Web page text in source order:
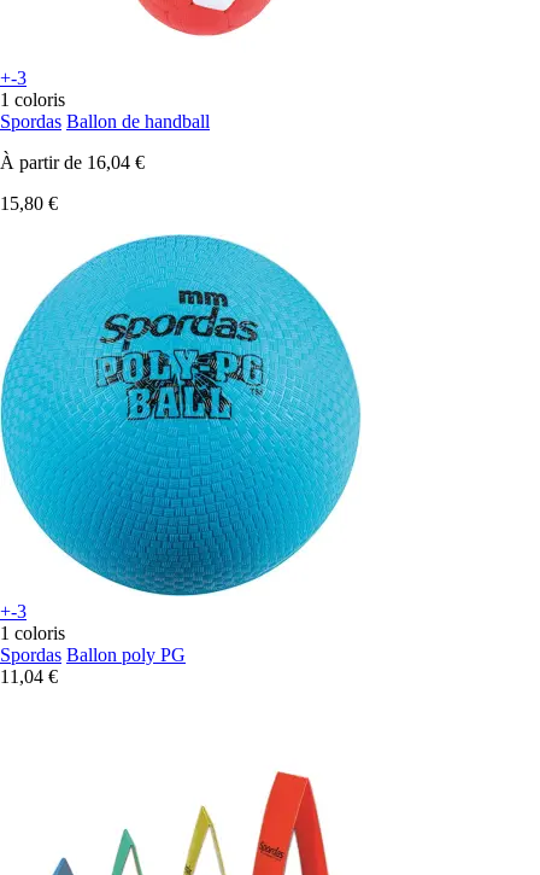
+-3
1 coloris
Spordas Ballon de handball
À partir de 16,04 €
15,80 €
+-3
1 coloris
Spordas Ballon poly PG
11,04 €